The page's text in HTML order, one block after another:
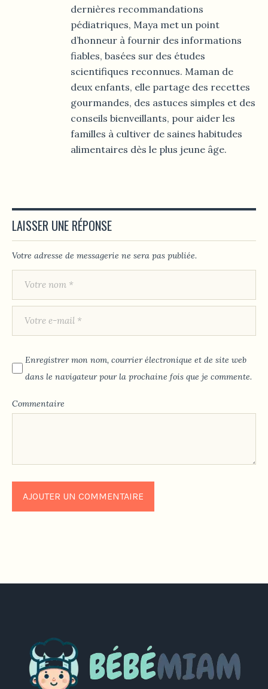
dernières recommandations
pédiatriques, Maya met un point
d’honneur à fournir des informations
fiables, basées sur des études
scientifiques reconnues. Maman de
deux enfants, elle partage des recettes
gourmandes, des astuces simples et des
conseils bienveillants, pour aider les
familles à cultiver de saines habitudes
alimentaires dès le plus jeune âge.
LAISSER UNE RÉPONSE
Votre adresse de messagerie ne sera pas publiée.
Enregistrer mon nom, courrier électronique et de site web
dans le navigateur pour la prochaine fois que je commente.
Commentaire